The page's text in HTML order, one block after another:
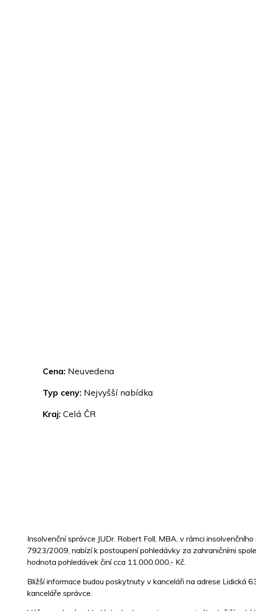
Cena: Neuvedena
Typ ceny: Nejvyšší nabídka
Kraj: Celá ČR
Insolvenční správce JUDr. Robert Foll, MBA, v rámci
7923/2009, nabízí k postoupení pohledávky za zahraničními
hodnota pohledávek činí cca 11.000.000,- Kč.
Bližší informace budou poskytnuty v kanceláři na adrese Lidická
kanceláře správce.